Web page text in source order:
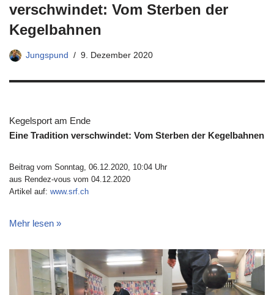
verschwindet: Vom Sterben der
Kegelbahnen
Jungspund 9. Dezember 2020
Kegelsport am Ende
Eine Tradition verschwindet: Vom Sterben der Kegelbahnen
Beitrag vom Sonntag, 06.12.2020, 10:04 Uhr
aus Rendez-vous vom 04.12.2020
Artikel auf: www.srf.ch
Mehr lesen »